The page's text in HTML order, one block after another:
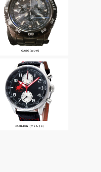
CASIO (カシオ)
HAMILTON（ハミルトン）